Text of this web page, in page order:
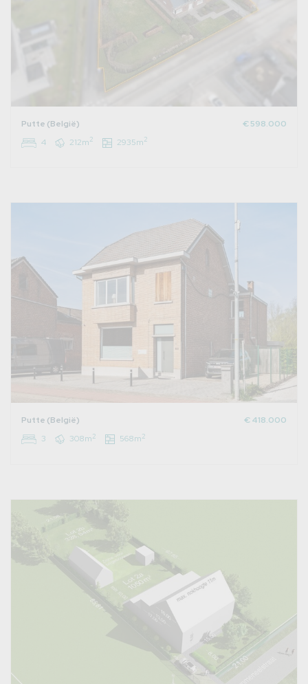
Putte (België)
€ 598.000
4
212m2 2935m2
Putte (België)
€ 418.000
3
308m2 568m2